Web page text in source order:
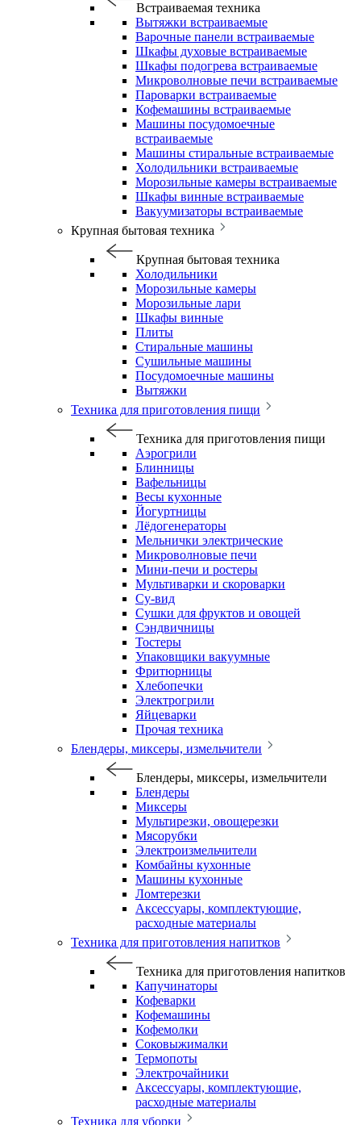
Встраиваемая техника
Вытяжки встраиваемые
Варочные панели встраиваемые
Шкафы духовые встраиваемые
Шкафы подогрева встраиваемые
Микроволновые печи встраиваемые
Пароварки встраиваемые
Кофемашины встраиваемые
Машины посудомоечные
встраиваемые
Машины стиральные встраиваемые
Холодильники встраиваемые
Морозильные камеры встраиваемые
Шкафы винные встраиваемые
Вакуумизаторы встраиваемые
Крупная бытовая техника
Крупная бытовая техника
Холодильники
Морозильные камеры
Морозильные лари
Шкафы винные
Плиты
Стиральные машины
Сушильные машины
Посудомоечные машины
Вытяжки
Техника для приготовления пищи
Техника для приготовления пищи
Аэрогрили
Блинницы
Вафельницы
Весы кухонные
Йогуртницы
Лёдогенераторы
Мельнички электрические
Микроволновые печи
Мини-печи и ростеры
Мультиварки и скороварки
Су-вид
Сушки для фруктов и овощей
Сэндвичницы
Тостеры
Упаковщики вакуумные
Фритюрницы
Хлебопечки
Электрогрили
Яйцеварки
Прочая техника
Блендеры, миксеры, измельчители
Блендеры, миксеры, измельчители
Блендеры
Миксеры
Мультирезки, овощерезки
Мясорубки
Электроизмельчители
Комбайны кухонные
Машины кухонные
Ломтерезки
Аксессуары, комплектующие,
расходные материалы
Техника для приготовления напитков
Техника для приготовления напитков
Капучинаторы
Кофеварки
Кофемашины
Кофемолки
Соковыжималки
Термопоты
Электрочайники
Аксессуары, комплектующие,
расходные материалы
Техника для уборки